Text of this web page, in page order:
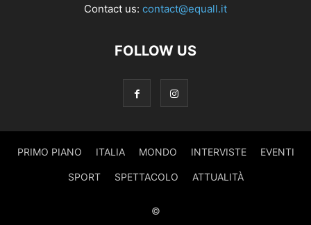
Contact us: contact@equall.it
FOLLOW US
PRIMO PIANO ITALIA MONDO INTERVISTE EVENTI
SPORT SPETTACOLO ATTUALITÀ
©